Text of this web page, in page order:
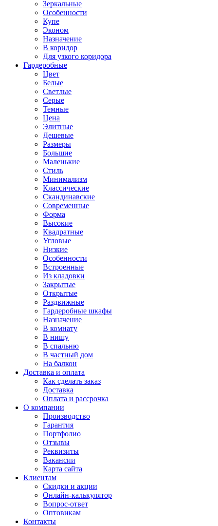
Зеркальные
Особенности
Купе
Эконом
Назначение
В коридор
Для узкого коридора
Гардеробные
Цвет
Белые
Светлые
Серые
Темные
Цена
Элитные
Дешевые
Размеры
Большие
Маленькие
Стиль
Минимализм
Классические
Скандинавские
Современные
Форма
Высокие
Квадратные
Угловые
Низкие
Особенности
Встроенные
Из кладовки
Закрытые
Открытые
Раздвижные
Гардеробные шкафы
Назначение
В комнату
В нишу
В спальню
В частный дом
На балкон
Доставка и оплата
Как сделать заказ
Доставка
Оплата и рассрочка
О компании
Производство
Гарантия
Портфолио
Отзывы
Реквизиты
Вакансии
Карта сайта
Клиентам
Скидки и акции
Онлайн-калькулятор
Вопрос-ответ
Оптовикам
Контакты